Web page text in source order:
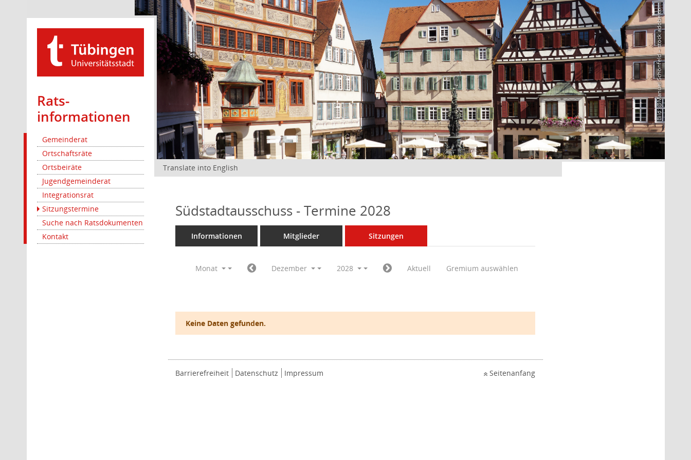
Rats­
informationen
Gemeinderat
Ortschaftsräte
Ortsbeiräte
Jugendgemeinderat
Integrationsrat
Sitzungstermine
Suche nach Ratsdokumenten
Kontakt
Bild: @Manuel Schönfeld – stock.adobe.com
Translate into English
Südstadtausschuss - Termine 2028
Informationen Mitglieder Sitzungen
Monat Dezember 2028 Aktuell Gremium auswählen
Keine Daten gefunden.
Barrierefreiheit Datenschutz Impressum Seitenanfang